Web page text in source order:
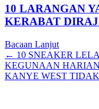
10 LARANGAN
KERABAT
Bacaan Lanjut
Posts
navigation
← 10 SNEAKER
KEGUNAAN HARIAN
KANYE WEST